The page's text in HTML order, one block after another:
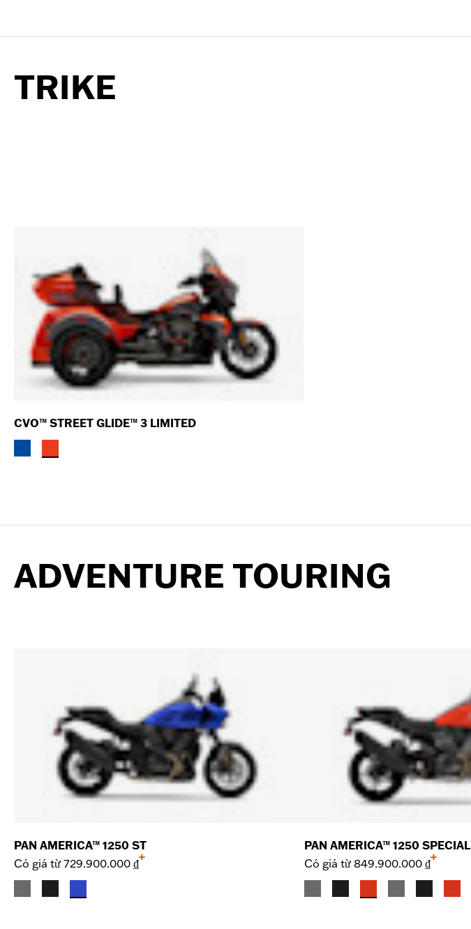
TRIKE
CVO™ STREET GLIDE™ 3 LIMITED
ADVENTURE TOURING
PAN AMERICA™ 1250 ST
Có giá từ 729.900.000 ₫
+
PAN AMERICA™ 1250 SPECIAL
Có giá từ 849.900.000 ₫
+